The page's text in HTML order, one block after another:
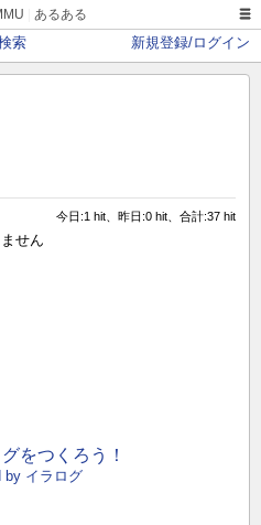
あるある
索 新規登録/ログイン
今日:1 hit、昨日:0 hit、合計:37 hit
せん
をつくろう！
by イラログ